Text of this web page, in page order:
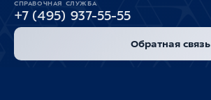
СПРАВОЧНАЯ СЛУЖБА
+7 (495) 937-55-55
Обратная связь